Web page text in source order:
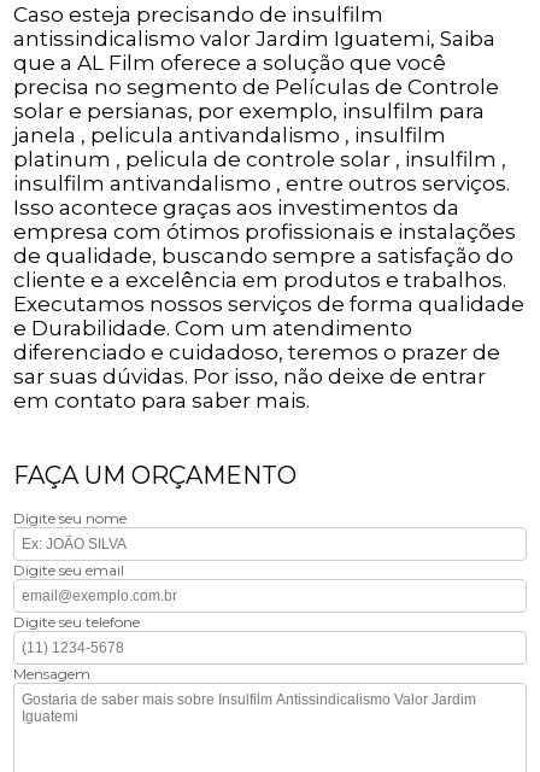
Caso esteja precisando de insulfilm
antissindicalismo valor Jardim Iguatemi, Saiba
que a AL Film oferece a solução que você
precisa no segmento de Películas de Controle
solar e persianas, por exemplo, insulfilm para
janela , pelicula antivandalismo , insulfilm
platinum , pelicula de controle solar , insulfilm ,
insulfilm antivandalismo , entre outros serviços.
Isso acontece graças aos investimentos da
empresa com ótimos profissionais e instalações
de qualidade, buscando sempre a satisfação do
cliente e a excelência em produtos e trabalhos.
Executamos nossos serviços de forma qualidade
e Durabilidade. Com um atendimento
diferenciado e cuidadoso, teremos o prazer de
sar suas dúvidas. Por isso, não deixe de entrar
em contato para saber mais.
FAÇA UM ORÇAMENTO
Digite seu nome
Digite seu email
Digite seu telefone
Mensagem